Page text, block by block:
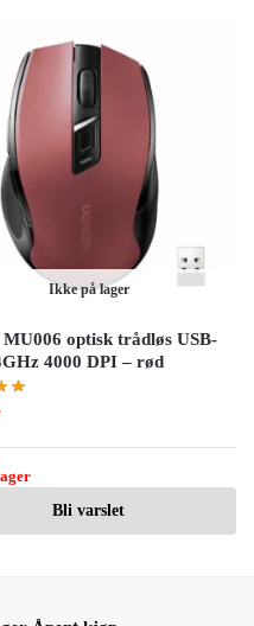
Ikke på lager
MU006 optisk trådløs USB-
4000 DPI – rød
Bli varslet